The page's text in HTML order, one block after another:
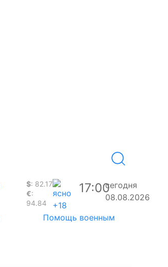
$: 82.17
€:
94.84
+18
17:00сегодня
08.08.2026
Помощь военным